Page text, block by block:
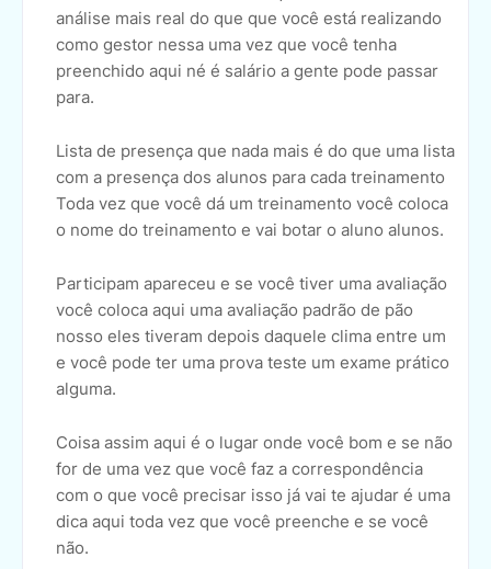
análise mais real do que que você está realizando
como gestor nessa uma vez que você tenha
preenchido aqui né é salário a gente pode passar
para.
Lista de presença que nada mais é do que uma lista
com a presença dos alunos para cada treinamento
Toda vez que você dá um treinamento você coloca
o nome do treinamento e vai botar o aluno alunos.
Participam apareceu e se você tiver uma avaliação
você coloca aqui uma avaliação padrão de pão
nosso eles tiveram depois daquele clima entre um
e você pode ter uma prova teste um exame prático
alguma.
Coisa assim aqui é o lugar onde você bom e se não
for de uma vez que você faz a correspondência
com o que você precisar isso já vai te ajudar é uma
dica aqui toda vez que você preenche e se você
não.